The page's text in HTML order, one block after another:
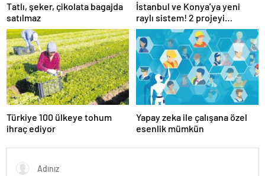
Tatlı, şeker, çikolata bagajda
satılmaz
İstanbul ve Konya’ya yeni
raylı sistem! 2 projeyi
Ulaştırma Bakanlığı üstlendi
Türkiye 100 ülkeye tohum
ihraç ediyor
Yapay zeka ile çalışana özel
esenlik mümkün